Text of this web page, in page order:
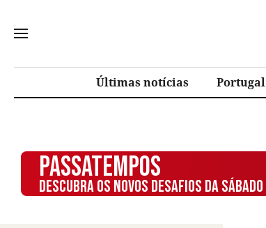
Últimas notícias Portugal
PASSATEMPOS
DESCUBRA OS NOVOS DESAFIOS DA SÁBADO